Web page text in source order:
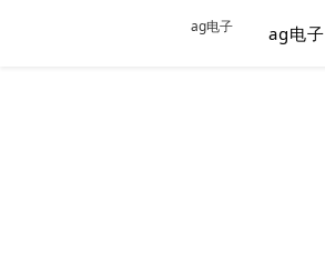
ag电子 ag电子